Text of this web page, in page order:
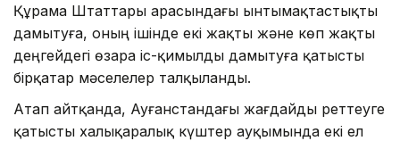
Құрама Штаттары арасындағы ынтымақтастықты
дамытуға, оның ішінде екі жақты және көп жақты
деңгейдегі өзара іс-қимылды дамытуға қатысты
бірқатар мәселелер талқыланды.
Атап айтқанда, Ауғанстандағы жағдайды реттеуге
қатысты халықаралық күштер ауқымында екі ел